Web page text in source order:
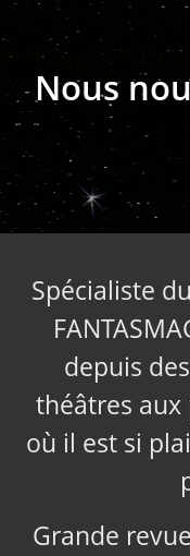
Nous
Spécialiste
depuis
théâtres aux
où il est si
Grande